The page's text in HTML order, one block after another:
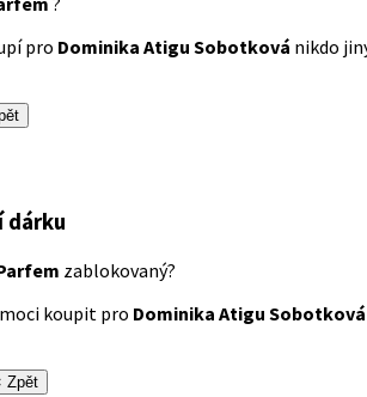
pro Dominika Atigu Sobotková nikdo
dárku
zablokovaný?
koupit pro Dominika Atigu Sobotková
Zpět